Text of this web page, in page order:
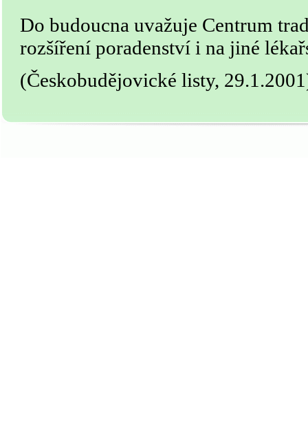
Do budoucna uvažuje Centrum
rozšíření poradenství i na jiné
(Českobudějovické listy,